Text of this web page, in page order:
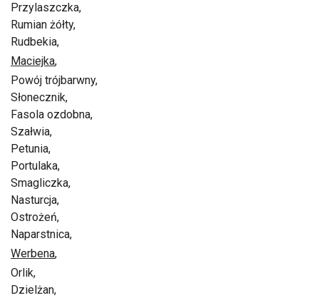
Przylaszczka,
Rumian żółty,
Rudbekia,
Maciejka,
Powój trójbarwny,
Słonecznik,
Fasola ozdobna,
Szałwia,
Petunia,
Portulaka,
Smagliczka,
Nasturcja,
Ostrożeń,
Naparstnica,
Werbena,
Orlik,
Dzielżan,